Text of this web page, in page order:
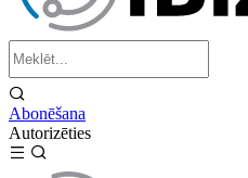
Abonēšana
Autorizēties